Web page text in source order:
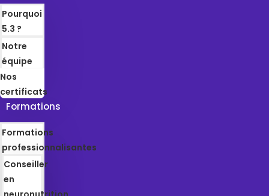
Pourquoi
5.3 ?
Notre
équipe
Nos
certificats
Formations
Formations
professionnalisantes
Conseiller
en